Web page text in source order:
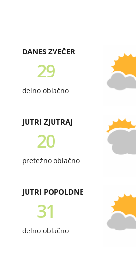
DANES ZVEČER
29
delno oblačno
JUTRI ZJUTRAJ
20
pretežno oblačno
JUTRI POPOLDNE
31
delno oblačno